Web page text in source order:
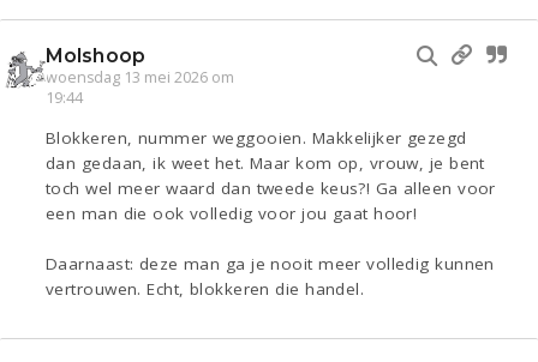
Molshoop
woensdag 13 mei 2026 om
19:44
Blokkeren, nummer weggooien. Makkelijker gezegd
dan gedaan, ik weet het. Maar kom op, vrouw, je bent
toch wel meer waard dan tweede keus?! Ga alleen voor
een man die ook volledig voor jou gaat hoor!
Daarnaast: deze man ga je nooit meer volledig kunnen
vertrouwen. Echt, blokkeren die handel.